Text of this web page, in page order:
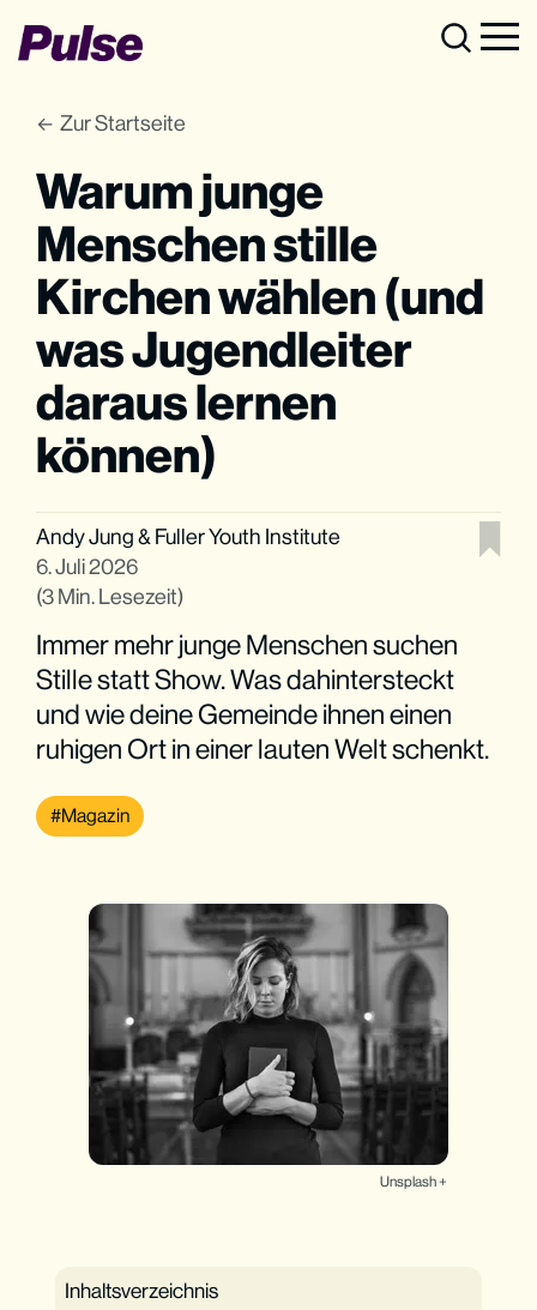
Zur Startseite
Warum junge
Menschen stille
Kirchen wählen (und
was Jugendleiter
daraus lernen
können)
Andy Jung& Fuller Youth Institute
6. Juli 2026
(3 Min. Lesezeit)
Immer mehr junge Menschen suchen
Stille statt Show. Was dahintersteckt
und wie deine Gemeinde ihnen einen
ruhigen Ort in einer lauten Welt schenkt.
Magazin
Unsplash +
Inhaltsverzeichnis